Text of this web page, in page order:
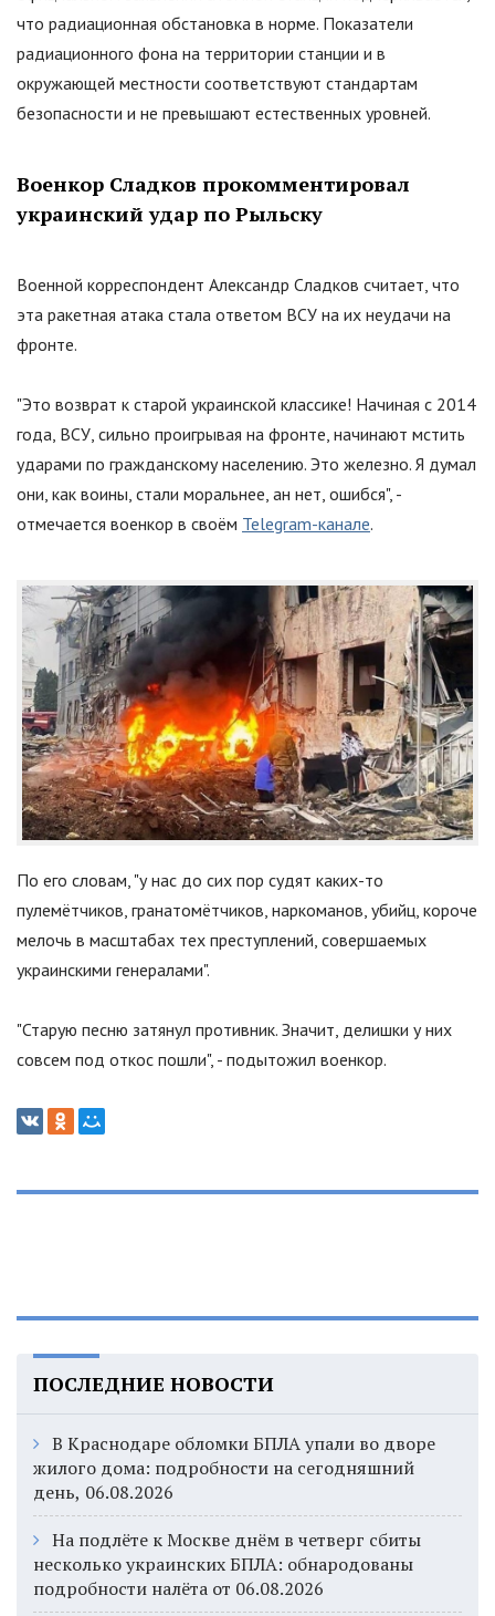
что радиационная обстановка в норме. Показатели
радиационного фона на территории станции и в
окружающей местности соответствуют стандартам
безопасности и не превышают естественных уровней.
Военкор Сладков прокомментировал
украинский удар по Рыльску
Военной корреспондент Александр Сладков считает, что
эта ракетная атака стала ответом ВСУ на их неудачи на
фронте.
"Это возврат к старой украинской классике! Начиная с 2014
года, ВСУ, сильно проигрывая на фронте, начинают мстить
ударами по гражданскому населению. Это железно. Я думал
они, как воины, стали моральнее, ан нет, ошибся", -
отмечается военкор в своём Telegram-канале.
По его словам, "у нас до сих пор судят каких-то
пулемётчиков, гранатомётчиков, наркоманов, убийц, короче
мелочь в масштабах тех преступлений, совершаемых
украинскими генералами".
"Старую песню затянул противник. Значит, делишки у них
совсем под откос пошли", - подытожил военкор.
ПОСЛЕДНИЕ НОВОСТИ
В Краснодаре обломки БПЛА упали во дворе
жилого дома: подробности на сегодняшний
день, 06.08.2026
На подлёте к Москве днём в четверг сбиты
несколько украинских БПЛА: обнародованы
подробности налёта от 06.08.2026